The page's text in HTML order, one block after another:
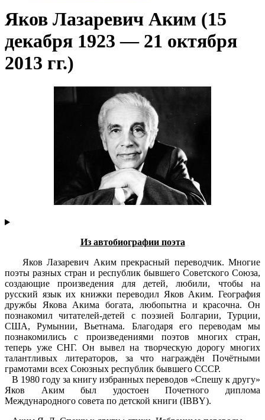
Яков Лазаревич Аким (15
декабря 1923 — 21 октября
2013 гг.)
Из автобиографии поэта
Яков Лазаревич Аким прекрасный переводчик. Многие
поэты разных стран и республик бывшего Советского Союза,
создающие произведения для детей, любили, чтобы на
русский язык их книжки переводил Яков Аким. География
дружбы Якова Акима богата, любопытна и красочна. Он
познакомил читателей-детей с поэзией Болгарии, Турции,
США, Румынии, Вьетнама. Благодаря его переводам мы
познакомились с произведениями поэтов многих стран,
теперь уже СНГ. Он вывел на творческую дорогу многих
талантливых литераторов, за что награждён Почётными
грамотами всех Союзных республик бывшего СССР.
В 1980 году за книгу избранных переводов «Спешу к другу»
Яков Аким был удостоен Почетного диплома
Международного совета по детской книги (IBBY).